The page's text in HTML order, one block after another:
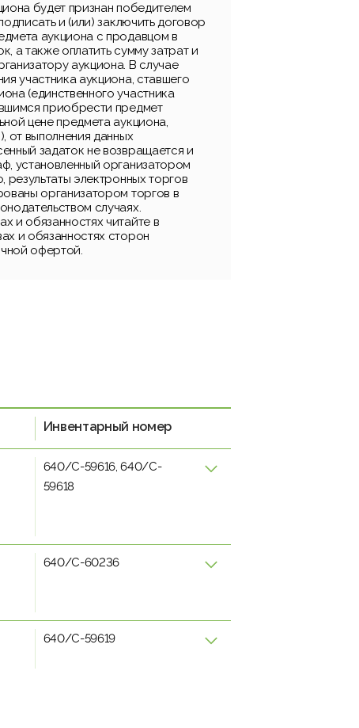
будет признан победителем
и (или) заключить договор
аукциона с продавцом в
а также оплатить сумму затрат и
аукциона. В случае
участника аукциона, ставшего
(единственного участника
приобрести предмет
цене предмета аукциона,
от выполнения данных
задаток не возвращается и
установленный организатором
результаты электронных торгов
организатором торгов в
случаях.
и обязанностях читайте в
и обязанностях сторон
офертой.
Инвентарный номер
640/C-59616, 640/C-
59618
640/C-60236
640/C-59619